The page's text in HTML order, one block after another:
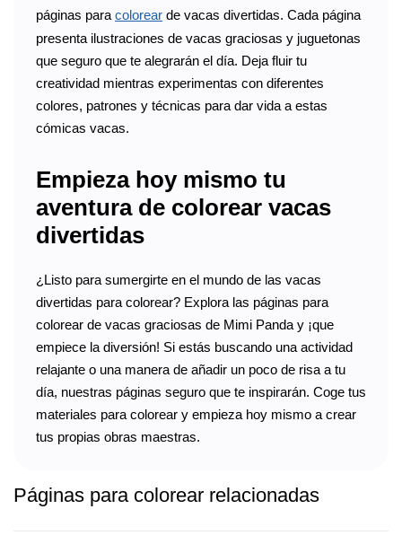
páginas para colorear de vacas divertidas. Cada página
presenta ilustraciones de vacas graciosas y juguetonas
que seguro que te alegrarán el día. Deja fluir tu
creatividad mientras experimentas con diferentes
colores, patrones y técnicas para dar vida a estas
cómicas vacas.
Empieza hoy mismo tu
aventura de colorear vacas
divertidas
¿Listo para sumergirte en el mundo de las vacas
divertidas para colorear? Explora las páginas para
colorear de vacas graciosas de Mimi Panda y ¡que
empiece la diversión! Si estás buscando una actividad
relajante o una manera de añadir un poco de risa a tu
día, nuestras páginas seguro que te inspirarán. Coge tus
materiales para colorear y empieza hoy mismo a crear
tus propias obras maestras.
Páginas para colorear relacionadas